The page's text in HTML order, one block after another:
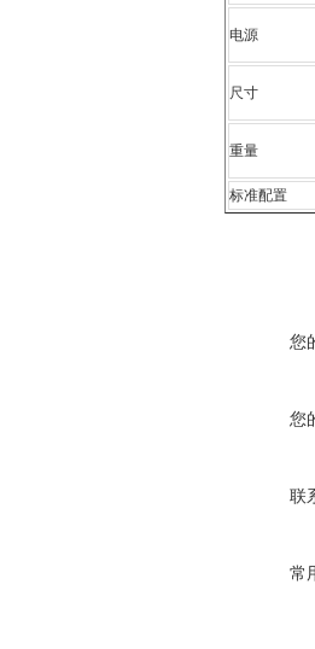
电源
尺寸
重量
标准配置
您
您
联
常